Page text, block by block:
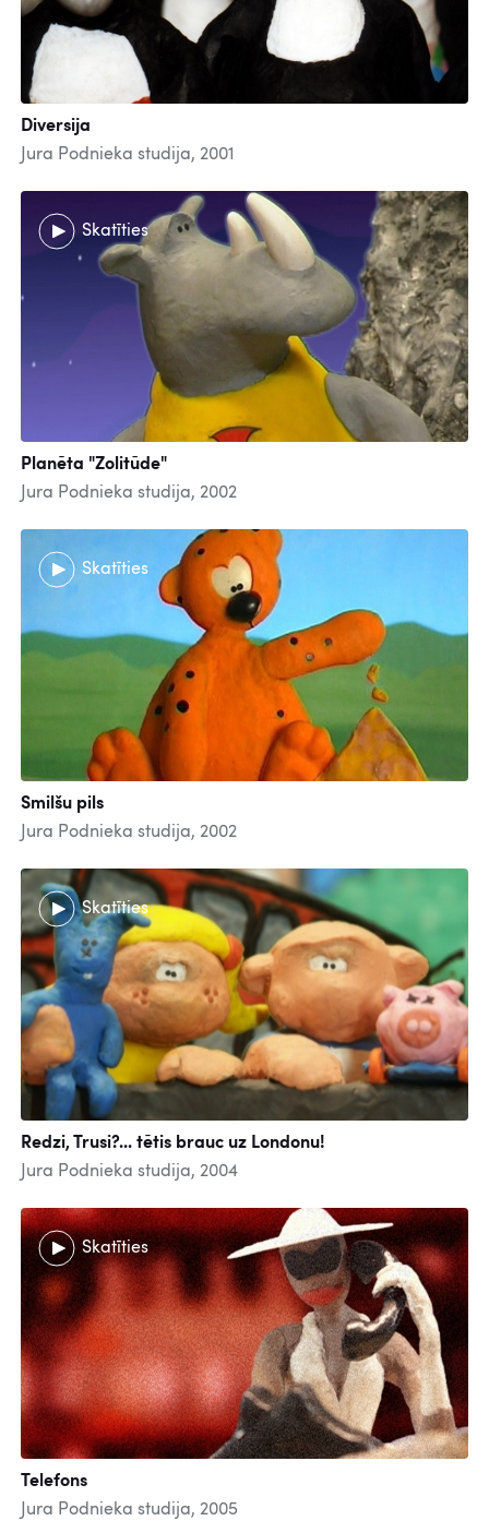
Diversija
Jura Podnieka studija, 2001
Skatīties
Planēta "Zolitūde"
Jura Podnieka studija, 2002
Skatīties
Smilšu pils
Jura Podnieka studija, 2002
Skatīties
Redzi, Trusi?... tētis brauc uz Londonu!
Jura Podnieka studija, 2004
Skatīties
Telefons
Jura Podnieka studija, 2005